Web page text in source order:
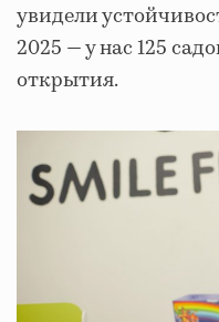
увидели
2025 — у нас 125
открытия.